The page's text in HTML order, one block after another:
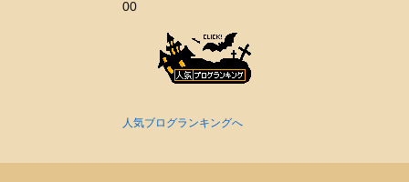
00
人気ブログランキングへ